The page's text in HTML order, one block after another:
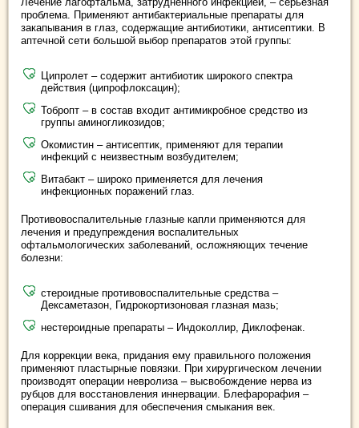
проблема. Применяют антибактериальные препараты для
закапывания в глаз, содержащие антибиотики, антисептики. В
аптечной сети большой выбор препаратов этой группы:
Ципролет – содержит антибиотик широкого спектра
действия (ципрофлоксацин);
Тобропт – в состав входит антимикробное средство из
группы аминогликозидов;
Окомистин – антисептик, применяют для терапии
инфекций с неизвестным возбудителем;
Витабакт – широко применяется для лечения
инфекционных поражений глаз.
Противовоспалительные глазные капли применяются для
лечения и предупреждения воспалительных
офтальмологических заболеваний, осложняющих течение
болезни:
стероидные противовоспалительные средства –
Дексаметазон, Гидрокортизоновая глазная мазь;
нестероидные препараты – Индоколлир, Диклофенак.
Для коррекции века, придания ему правильного положения
применяют пластырные повязки. При хирургическом лечении
производят операции невролиза – высвобождение нерва из
рубцов для восстановления иннервации. Блефарорафия –
операция сшивания для обеспечения смыкания век.